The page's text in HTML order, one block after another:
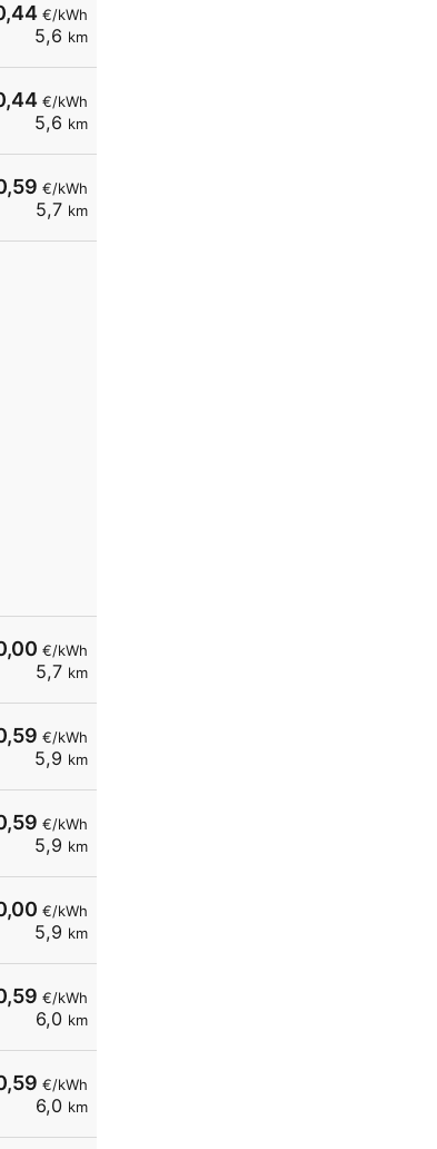
€/kWh
5,6 km
€/kWh
5,6 km
€/kWh
5,7 km
€/kWh
5,7 km
€/kWh
5,9 km
Schnelllader 60kW
€/kWh
5,9 km
€/kWh
5,9 km
€/kWh
6,0 km
€/kWh
6,0 km